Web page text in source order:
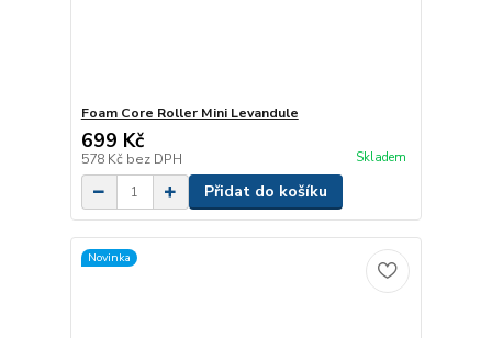
Foam Core Roller Mini Levandule
699 Kč
578 Kč bez DPH Skladem
Přidat do košíku
Novinka